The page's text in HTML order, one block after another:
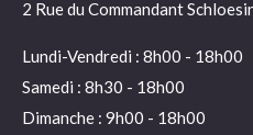
2 Rue du Commandant
Lundi-Vendredi : 8h00 - 18h00
Samedi : 8h30 - 18h00
Dimanche : 9h00 - 18h00